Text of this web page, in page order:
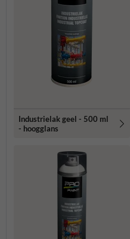
Industrielak geel - 500 ml
- hoogglans